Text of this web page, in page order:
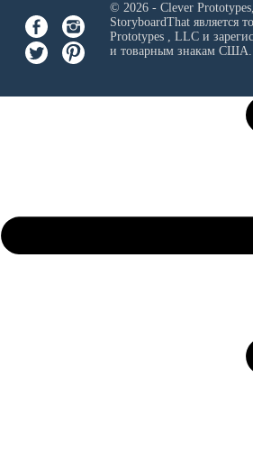
© 2026 - Clever
StoryboardThat является
Prototypes , LLCи
и товарным знакам США.